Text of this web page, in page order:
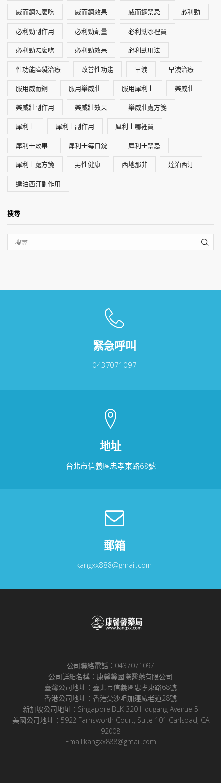
威而鋼怎麼吃 威而鋼效果 威而鋼禁忌 必利勁
必利勁副作用 必利勁劑量 必利勁哪裡買
必利勁怎麼吃 必利勁效果 必利勁用法
性功能障礙治療 改善性功能 早洩 早洩治療
服用威而鋼 服用樂威壯 服用犀利士 樂威壯
樂威壯副作用 樂威壯效果 樂威壯處方箋
犀利士 犀利士副作用 犀利士哪裡買
犀利士效果 犀利士每日錠 犀利士禁忌
犀利士處方箋 男性健康 西地那非 達泊西汀
達泊西汀副作用
搜尋
緊急呼叫
0437071097
地址
台北市信義區忠孝東路68號
郵箱
kangxx888@gmail.com
公司聯絡電話：0437071097
公司詳細名稱：康馨馨國際醫藥有限公司
臺灣公司地址：臺北市信義區忠孝東路68號
香港公司地址：香港尖沙咀加連威老道28號
新加坡公司地址：Singapore BLK 320 Hougang Avenue 5
美國公司地址：5922 Farnsworth Court, Suite 101 Carlsbad, CA
92008
Email:kangxx888@gmail.com